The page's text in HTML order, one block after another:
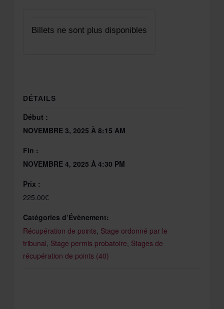
DÉTAILS
Début :
NOVEMBRE 3, 2025 À 8:15 AM
Fin :
NOVEMBRE 4, 2025 À 4:30 PM
Prix :
225.00€
Catégories d’Évènement:
Récupération de points Stage ordonné par le
tribunal Stage permis probatoire Stages de
récupération de points (40)
Billets ne sont plus disponibles